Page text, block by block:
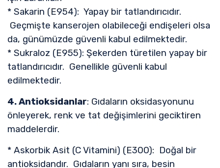
* Sakarin (E954): Yapay bir tatlandırıcıdır.
Geçmişte kanserojen olabileceği endişeleri olsa
da, günümüzde güvenli kabul edilmektedir.
* Sukraloz (E955): Şekerden türetilen yapay bir
tatlandırıcıdır. Genellikle güvenli kabul
edilmektedir.
4. Antioksidanlar: Gıdaların oksidasyonunu
önleyerek, renk ve tat değişimlerini geciktiren
maddelerdir.
* Askorbik Asit (C Vitamini) (E300): Doğal bir
antioksidandır. Gıdaların yanı sıra, besin